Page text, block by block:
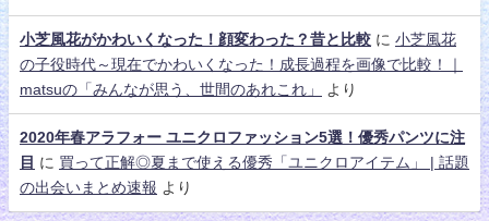
小芝風花がかわいくなった！顔変わった？昔と比較 に 小芝風花
の子役時代～現在でかわいくなった！成長過程を画像で比較！｜
matsuの「みんなが思う、世間のあれこれ」
より
2020年春アラフォー ユニクロファッション5選！優秀パンツに注
目 に 買って正解◎夏まで使える優秀「ユニクロアイテム」 | 話題
の出会いまとめ速報 より